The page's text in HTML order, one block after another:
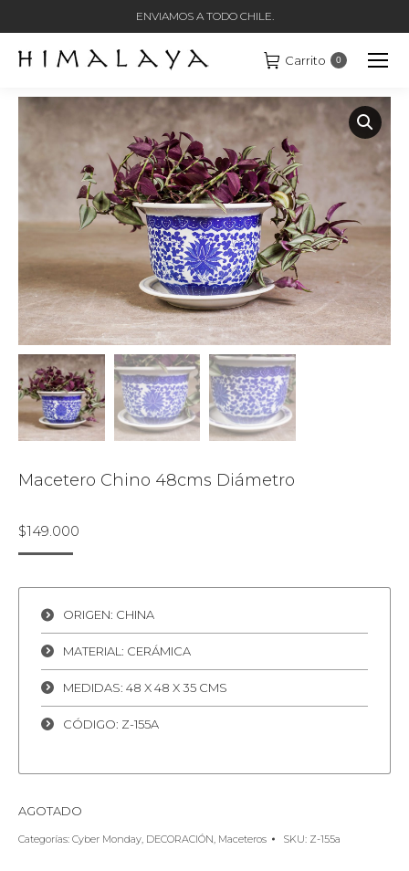
ENVIAMOS A TODO CHILE.
Carrito 0
Macetero Chino 48cms Diámetro
$149.000
ORIGEN: CHINA
MATERIAL: CERÁMICA
MEDIDAS: 48 X 48 X 35 CMS
CÓDIGO: Z-155A
AGOTADO
Categorías: Cyber Monday DECORACIÓN Maceteros SKU: Z-155a